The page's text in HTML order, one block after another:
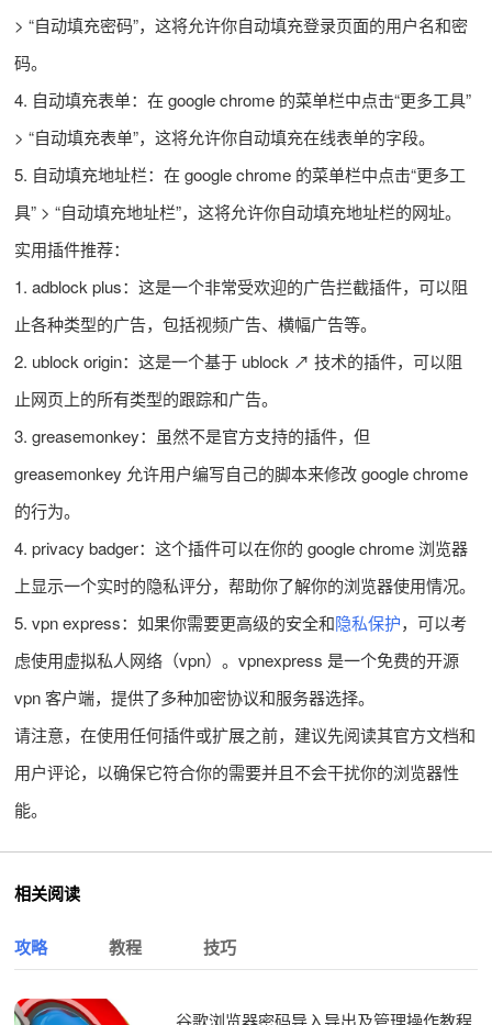
> “自动填充密码”，这将允许你自动填充登录页面的用户名和密
码。
4. 自动填充表单：在 google chrome 的菜单栏中点击“更多工具”
> “自动填充表单”，这将允许你自动填充在线表单的字段。
5. 自动填充地址栏：在 google chrome 的菜单栏中点击“更多工
具” > “自动填充地址栏”，这将允许你自动填充地址栏的网址。
实用插件推荐：
1. adblock plus：这是一个非常受欢迎的广告拦截插件，可以阻
止各种类型的广告，包括视频广告、横幅广告等。
2. ublock origin：这是一个基于 ublock ↗ 技术的插件，可以阻
止网页上的所有类型的跟踪和广告。
3. greasemonkey：虽然不是官方支持的插件，但
greasemonkey 允许用户编写自己的脚本来修改 google chrome
的行为。
4. privacy badger：这个插件可以在你的 google chrome 浏览器
上显示一个实时的隐私评分，帮助你了解你的浏览器使用情况。
5. vpn express：如果你需要更高级的安全和隐私保护，可以考
虑使用虚拟私人网络（vpn）。vpnexpress 是一个免费的开源
vpn 客户端，提供了多种加密协议和服务器选择。
请注意，在使用任何插件或扩展之前，建议先阅读其官方文档和
用户评论，以确保它符合你的需要并且不会干扰你的浏览器性
能。
相关阅读
攻略 教程 技巧
谷歌浏览器密码导入导出及管理操作教程